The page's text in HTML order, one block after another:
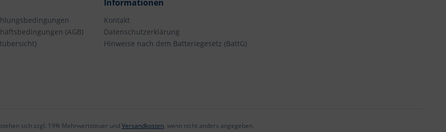
(AGB)
Informationen
Kontakt
Datenschutzerklärung
Hinweise nach dem Batteriegesetz (BattG)
sich zzgl. 19% Mehrwertsteuer und Versandkosten, wenn nicht anders angegeben.